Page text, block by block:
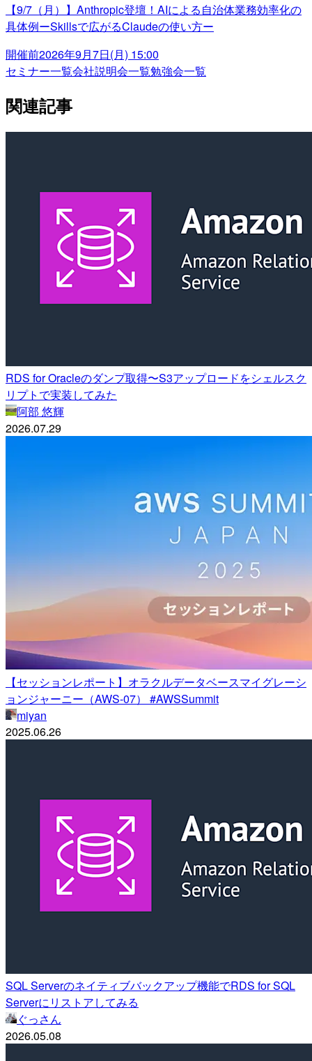
【9/7（月）】Anthropic登壇！AIによる自治体業務効率化の
具体例ーSkillsで広がるClaudeの使い方ー
開催前2026年9月7日(月) 15:00
セミナー一覧会社説明会一覧勉強会一覧
関連記事
RDS for Oracleのダンプ取得〜S3アップロードをシェルスク
リプトで実装してみた
阿部 悠輝
2026.07.29
【セッションレポート】オラクルデータベースマイグレーシ
ョンジャーニー（AWS-07） #AWSSummit
miyan
2025.06.26
SQL Serverのネイティブバックアップ機能でRDS for SQL
Serverにリストアしてみる
ぐっさん
2026.05.08